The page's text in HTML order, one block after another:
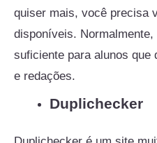
quiser mais, você precisa
disponíveis.
suficiente para alunos que
e redações.
Duplichecker